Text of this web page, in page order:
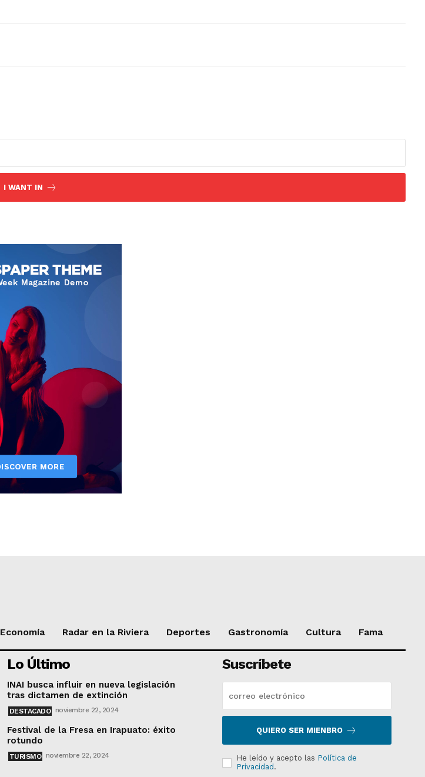
I WANT IN
Economía Radar en la Riviera Deportes Gastronomía Cultura Fama
Lo Último
INAI busca influir en nueva legislación
tras dictamen de extinción
DESTACADO noviembre 22, 2024
Festival de la Fresa en Irapuato: éxito
rotundo
TURISMO noviembre 22, 2024
Suscríbete
QUIERO SER MIENBRO
He leído y acepto las Política de
Privacidad .